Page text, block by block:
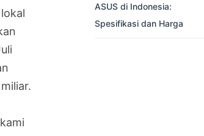
ASUS di Indonesia:
Spesifikasi dan Harga